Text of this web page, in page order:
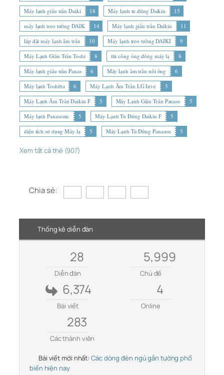
Máy lạnh giấu trần Daiki
18 Máy lạnh tủ đứng Daikin
15
máy lạnh treo tường DAIK
14 Máy lạnh giấu trần Daikin
11
lắp đặt máy lạnh âm trần
10 Máy lạnh treo tường DAIKI
9
Máy Lạnh Giấu Trần Toshi
8 thi công ống đồng máy lạ
8
Máy lạnh giấu trần Panas
6 Máy lạnh âm trần nối ống
6
Máy lạnh Toshiba
6 Máy Lạnh Âm Trần LG Inve
5
Máy Lạnh Âm Trần Daikin F
5 Máy Lạnh Giấu Trần Panaso
5
Máy lạnh Panasonic
5 Máy Lạnh Tủ Đứng Daikin F
5
diện tích sử dụng Máy lạ
5 Máy Lạnh Tủ Đứng Panason 5
Xem tất cả thẻ (907)
Chia sẻ:
Thống kê diễn đàn
28
Diễn đàn
5,999
Chủ đề
6,374
Bài viết
4
Online
283
Các thành viên
Bài viết mới nhất: Các dòng đèn ngủ gắn tường phổ
biến hiện nay